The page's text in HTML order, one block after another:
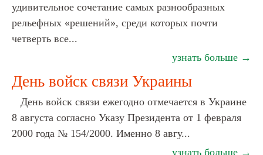
удивительное сочетание самых разнообразных
рельефных «решений», среди которых почти
четверть все...
узнать больше →
День войск связи Украины
День войск связи ежегодно отмечается в Украине
8 августа согласно Указу Президента от 1 февраля
2000 года № 154/2000. Именно 8 авгу...
узнать больше →